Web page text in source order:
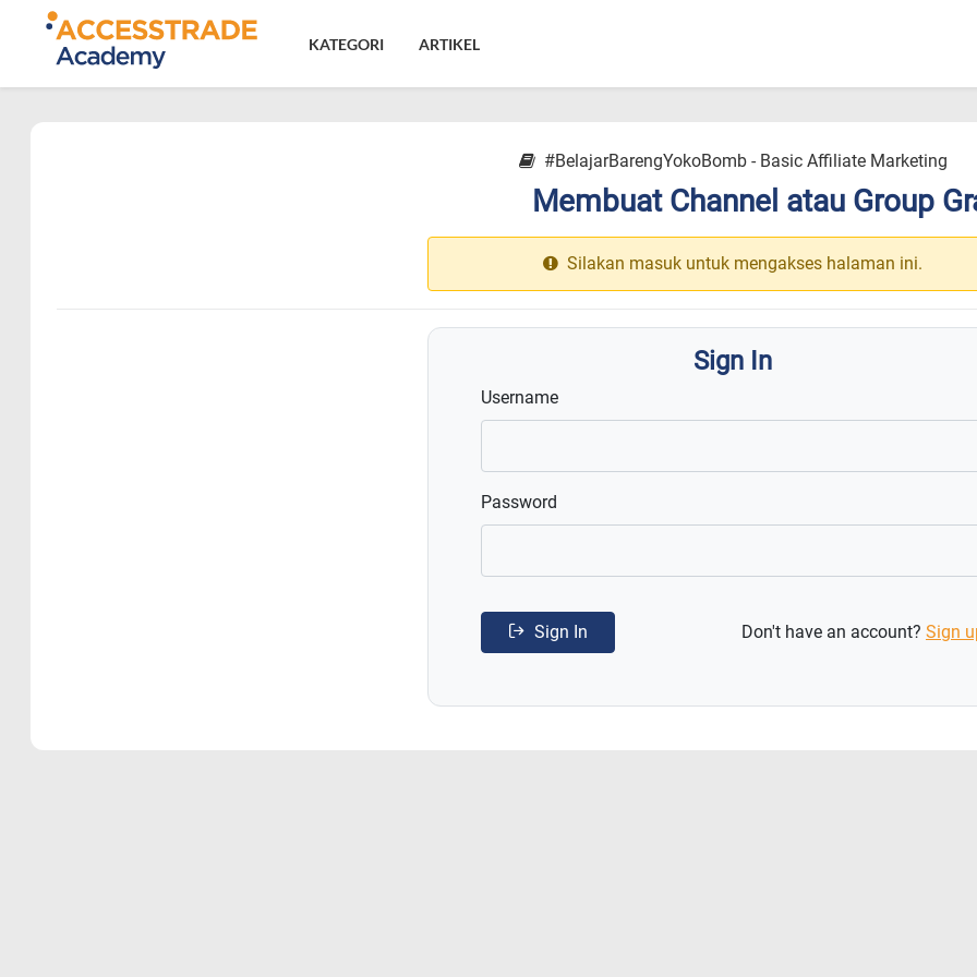
KATEGORI ARTIKEL
#BelajarBarengYokoBomb - Basic Affiliate Marketing
Membuat Channel atau Group
Silakan masuk untuk mengakses halaman ini.
Sign In
Username
Password
Sign In Don't have an account? Sign